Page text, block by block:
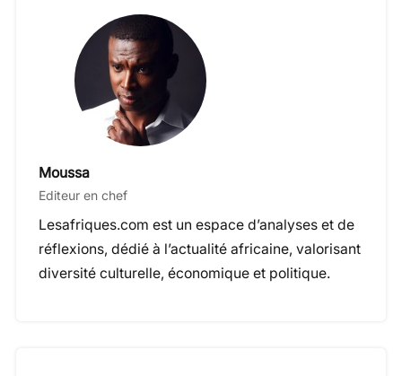
Moussa
Editeur en chef
Lesafriques.com est un espace d’analyses et de
réflexions, dédié à l’actualité africaine, valorisant
diversité culturelle, économique et politique.